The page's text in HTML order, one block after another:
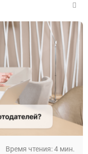
Время чтения: 4 мин.